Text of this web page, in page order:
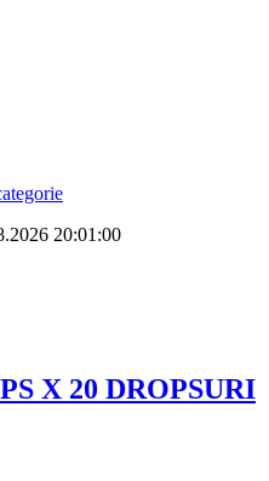
20:01:00
X 20 DROPSURI